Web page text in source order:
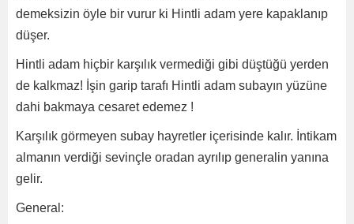
demeksizin öyle bir vurur ki Hintli adam yere kapaklanıp
düşer.
Hintli adam hiçbir karşılık vermediği gibi düştüğü yerden
de kalkmaz! İşin garip tarafı Hintli adam subayın yüzüne
dahi bakmaya cesaret edemez !
Karşılık görmeyen subay hayretler içerisinde kalır. İntikam
almanın verdiği sevinçle oradan ayrılıp generalin yanına
gelir.
General: